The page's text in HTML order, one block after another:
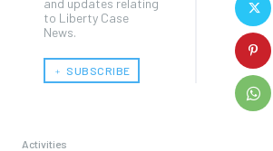
and updates relating
to Liberty Case
News.
﹢ SUBSCRIBE
Activities